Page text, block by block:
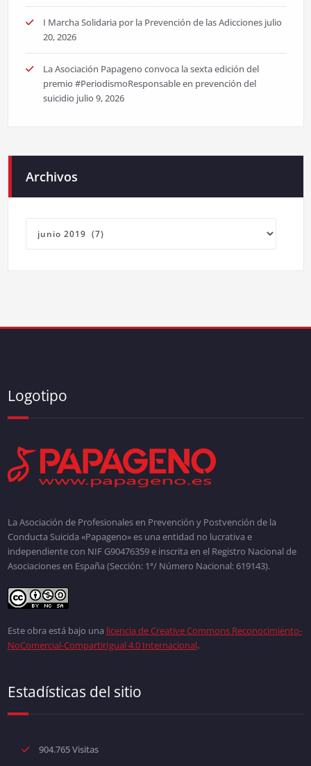
I Marcha Solidaria por la Prevención de las Adicciones julio
20, 2026
La Asociación Papageno convoca la sexta edición del
premio #PeriodismoResponsable en prevención del
suicidio julio 9, 2026
Archivos
Logotipo
La Asociación de Profesionales en Prevención y Postvención de la
Conducta Suicida «Papageno» es una entidad no lucrativa e
independiente con NIF G90476359 e inscrita en el Registro Nacional de
Asociaciones en España (Sección: 1ª/ Número Nacional: 619143).
Este obra está bajo una licencia de Creative Commons Reconocimiento-
NoComercial-CompartirIgual 4.0 Internacional.
Estadísticas del sitio
904.765 Visitas